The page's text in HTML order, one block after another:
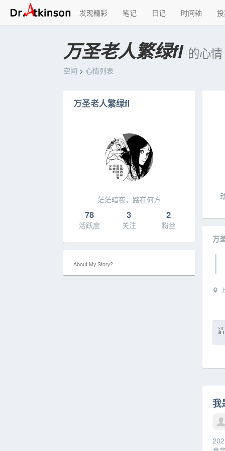
发现精彩 笔记 日记 时间轴
万圣老人繁绿fl 的心情
空间 > 心情列表
万圣老人繁绿fl
茫茫暗夜，路在何方
78
活跃度
3
关注
2
粉丝
About My Story?
万
我